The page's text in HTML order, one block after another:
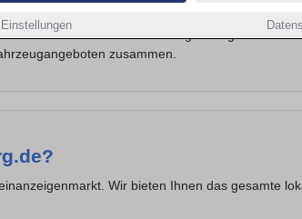
Einstellungen
moderner Online-Technologie bringen wir
zusammen.
Wir bieten Ihnen das gesamte